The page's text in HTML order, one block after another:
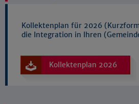
Kollektenplan für 2026
die Integration in Ihren
Kollektenplan 2026